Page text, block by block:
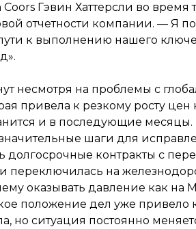
Гэвин Хаттерсли во время
отчетности компании. — Я
к выполнению нашего
несмотря на проблемы с
привела к резкому росту цен
и в последующие месяцы.
шаги для
долгосрочные контракты с
переключилась на
оказывать давление как на
положение дел уже привело
но ситуация постоянно